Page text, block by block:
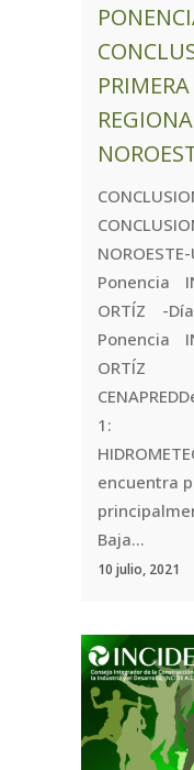
Ponencia
ORTÍZ -
Ponencia
ORTÍZ
1:
encuentra
Baja...
10 julio, 2021